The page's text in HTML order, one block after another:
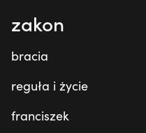
zakon
bracia
reguła i życie
franciszek